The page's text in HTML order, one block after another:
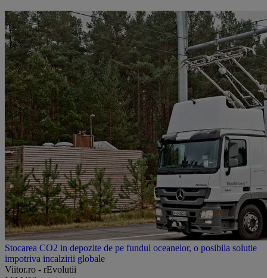
Stocarea CO2 in depozite de pe fundul oceanelor, o posibila solutie
impotriva incalzirii globale
Viitor.ro - rEvolutii